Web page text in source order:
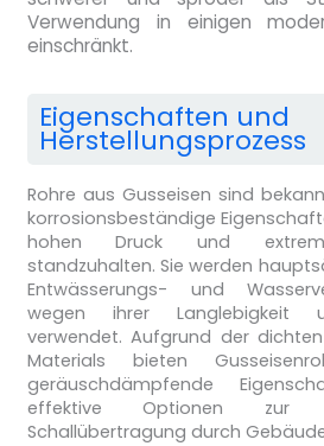
Verwendung in einigen
einschränkt.
Eigenschaften und
Herstellungsprozess
Rohre aus Gusseisen sind
korrosionsbeständige
hohen Druck und
standzuhalten. Sie werden
Entwässerungs- und
wegen ihrer Langlebigkeit
verwendet. Aufgrund der
Materials bieten
geräuschdämpfende
effektive Optionen zur
Schallübertragung durch